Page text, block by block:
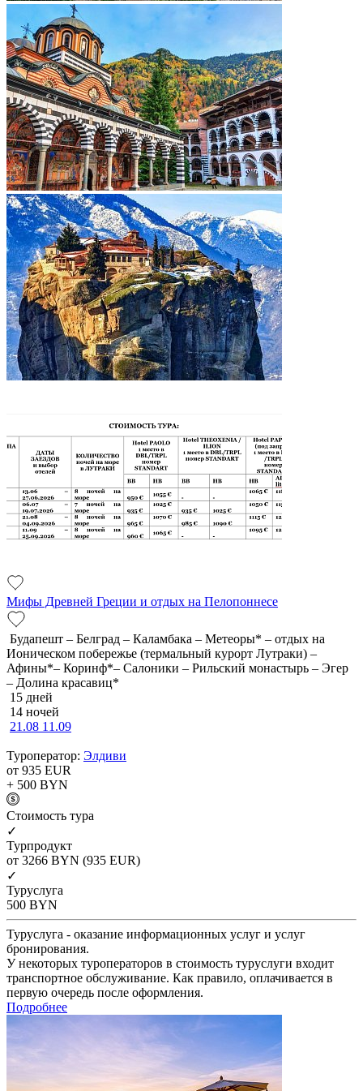
Мифы Древней Греции и отдых на Пелопоннесе
Будапешт – Белград – Каламбака – Метеоры* – отдых на
Ионическом побережье (термальный курорт Лутраки) –
Афины*– Коринф*– Салоники – Рильский монастырь – Эгер
– Долина красавиц*
15 дней
14 ночей
21.08 11.09
Туроператор: Элдиви
от 935 EUR
+ 500 BYN
Cтоимость тура
✓
Турпродукт
от 3266 BYN (935 EUR)
✓
Туруслуга
500 BYN
Туруслуга - оказание информационных услуг и услуг
бронирования.
У некоторых туроператоров в стоимость туруслуги входит
транспортное обслуживание. Как правило, оплачивается в
первую очередь после оформления.
Подробнее